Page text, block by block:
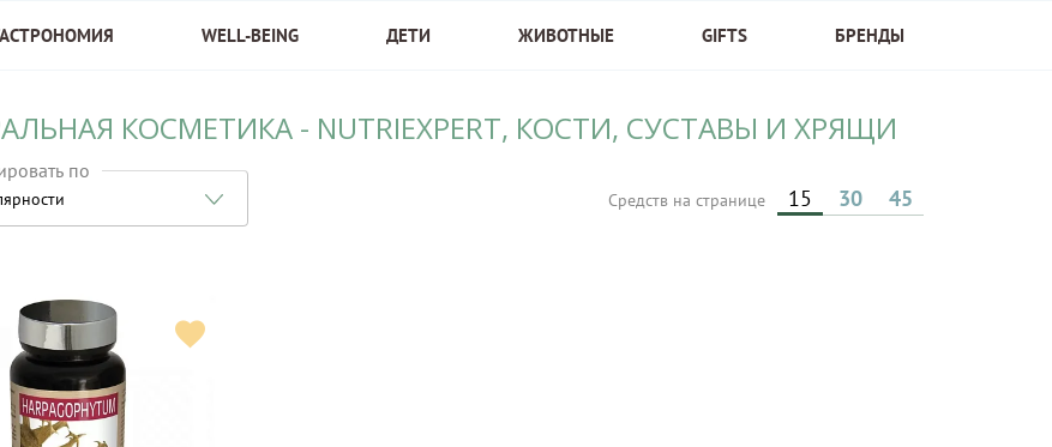
WELL-BEING ДЕТИ ЖИВОТНЫЕ GIFTS БРЕНДЫ
КОСМЕТИКА - NUTRIEXPERT, КОСТИ, СУСТАВЫ И ХРЯЩИ
по
Средств на странице 15 30 45